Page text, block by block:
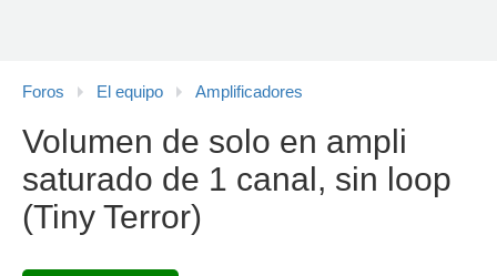
Foros El equipo Amplificadores
Volumen de solo en ampli
saturado de 1 canal, sin loop
(Tiny Terror)